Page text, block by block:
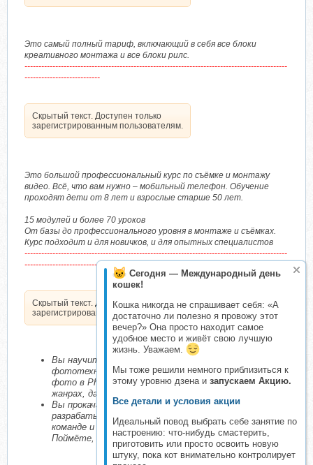
Сегодня — Международный день
кошек!
Кошка никогда не спрашивает себя: «А
достаточно ли полезно я провожу этот
вечер?» Она просто находит самое
удобное место и живёт свою лучшую
жизнь. Уважаем.
Мы тоже решили немного приблизиться к
этому уровню дзена и запускаем Акцию.
Все детали и условия акции
Идеальный повод выбрать себе занятие по
настроению: что-нибудь смастерить,
приготовить или просто освоить новую
штуку, пока кот внимательно контролирует
Это самый полный тариф, включающий в себя все блоки
креативного монтажа и все блоки рилс.
----------------------------------------------------------------------------------------------
---------------------------
Скрытый текст. Доступен только
зарегистрированным пользователям.
Это большой профессиональный курс по съёмке и монтажу
видео. Всё, что вам нужно – мобильный телефон. Обучение
проходят дети от 8 лет и взрослые старше 50 лет.
15 модулей и более 70 уроков
От базы до профессионального уровня в монтаже и съёмках.
Курс подходит и для новичков, и для опытных специалистов
----------------------------------------------------------------------------------------------
---------------------------
Скрытый текст. Доступен только
зарегистрированным пользователям.
Вы научитесь работать с профессиональной
фототехникой, выстраивать свет, обрабатывать
фото в Photoshop и Lightroom и снимать в разных
жанрах, даже если никогда не фотографировали.
Вы прокачаете навыки фотографа, сможете
разрабатывать концепцию для съёмки, работать в
команде и выстраивать коммуникацию с заказчиками.
Поймёте, как превратить хобби в бизнес.